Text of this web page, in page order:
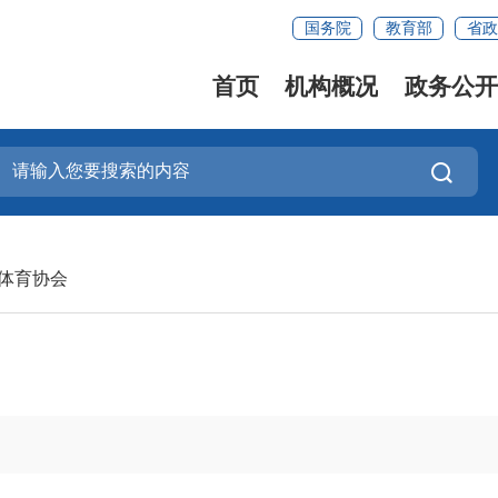
国务院 教育部 省
首页 机构概况 政务公开
育协会